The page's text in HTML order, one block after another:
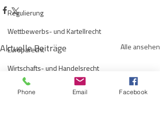
Regulierung
Wettbewerbs- und Kartellrecht
Europarecht
Wirtschafts- und Handelsrecht
Kommunen
Aktuelle Beiträge Alle ansehen
Phone Email Facebook